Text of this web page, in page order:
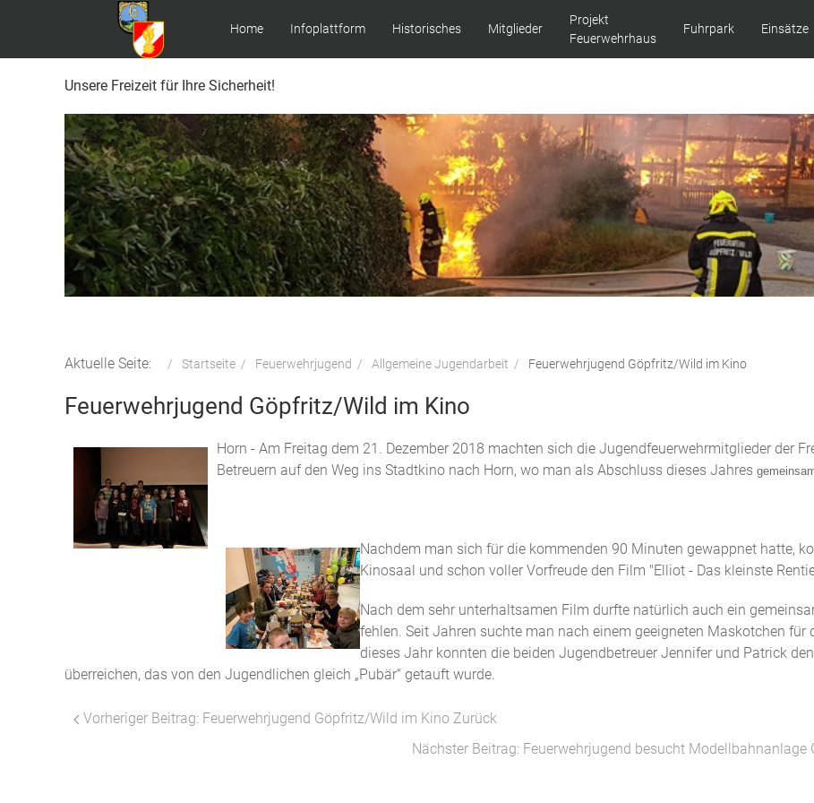
Home Infoplattform Historisches Mitglieder
Projekt
Feuerwehrhaus
Fuhrpark Einsätze
Unsere Freizeit für Ihre Sicherheit!
Aktuelle Seite: Startseite Feuerwehrjugend Allgemeine Jugendarbeit Feuerwehrjugend Göpfritz/Wild im Kino
Feuerwehrjugend Göpfritz/Wild im Kino
Horn - Am Freitag dem 21. Dezember 2018 machten sich die Jugendfeuerwehrmitglieder der
Betreuern auf den Weg ins Stadtkino nach Horn, wo man als Abschluss dieses Jahres
Nachdem man sich für die kommenden 90 Minuten gewappnet hatte,
Kinosaal und schon voller Vorfreude den Film "Elliot - Das kleinste
Nach dem sehr unterhaltsamen Film durfte natürlich auch ein
fehlen. Seit Jahren suchte man nach einem geeigneten Maskotchen für
dieses Jahr konnten die beiden Jugendbetreuer Jennifer und Patrick
überreichen, das von den Jugendlichen gleich „Pubär“ getauft wurde.
Vorheriger Beitrag: Feuerwehrjugend Göpfritz/Wild im Kino Zurück
Nächster Beitrag: Feuerwehrjugend besucht